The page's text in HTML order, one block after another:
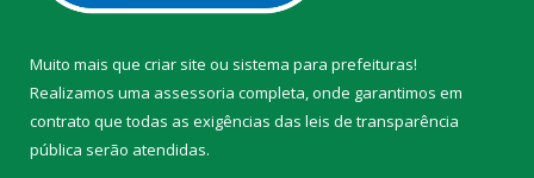
Muito mais que criar site ou sistema para prefeituras!
Realizamos uma assessoria completa, onde garantimos em
contrato que todas as exigências das leis de transparência
pública serão atendidas.